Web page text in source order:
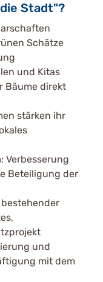
Stadt"?
Schätze
und Kitas
Bäume direkt
stärken ihr
: Verbesserung
Beteiligung der
und
mit dem